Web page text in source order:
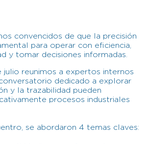
convencidos de que la precisión
para operar con eficiencia,
y tomar decisiones informadas.
julio reunimos a expertos internos
dedicado a explorar
y la trazabilidad pueden
procesos industriales
se abordaron 4 temas claves: